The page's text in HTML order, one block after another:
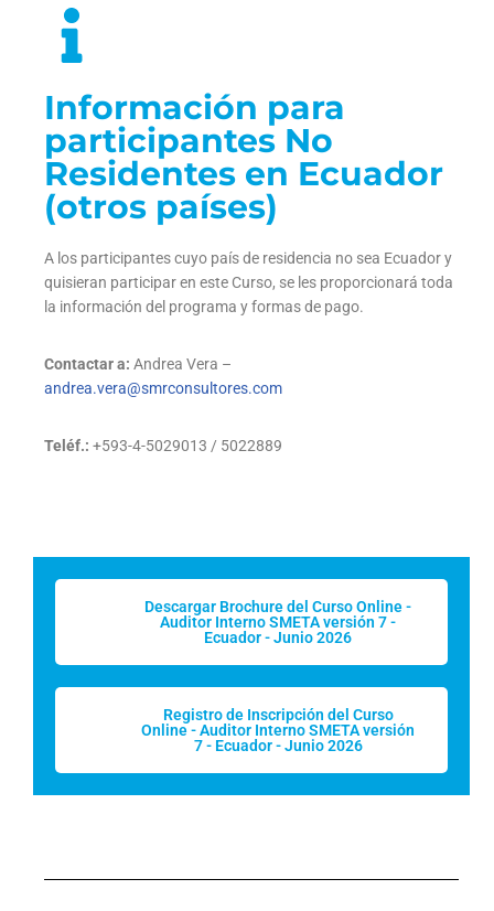
Información para
participantes No
Residentes en Ecuador
(otros países)
A los participantes cuyo país de residencia no sea Ecuador y
quisieran participar en este Curso, se les proporcionará toda
la información del programa y formas de pago.
Contactar a: Andrea Vera –
andrea.vera@smrconsultores.com
Teléf.: +593-4-5029013 / 5022889
Descargar Brochure del Curso Online -
Auditor Interno SMETA versión 7 -
Ecuador - Junio 2026
Registro de Inscripción del Curso
Online - Auditor Interno SMETA versión
7 - Ecuador - Junio 2026